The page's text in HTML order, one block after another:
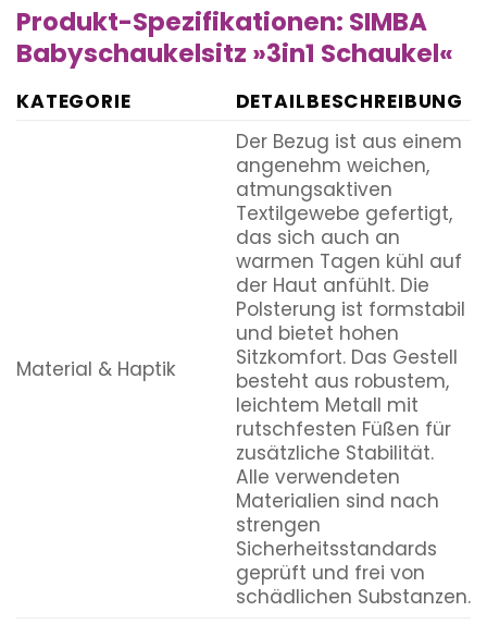
Produkt-Spezifikationen: SIMBA
Babyschaukelsitz »3in1 Schaukel«
KATEGORIE DETAILBESCHREIBUNG
Material & Haptik
Der Bezug ist aus einem
angenehm weichen,
atmungsaktiven
Textilgewebe gefertigt,
das sich auch an
warmen Tagen kühl auf
der Haut anfühlt. Die
Polsterung ist formstabil
und bietet hohen
Sitzkomfort. Das Gestell
besteht aus robustem,
leichtem Metall mit
rutschfesten Füßen für
zusätzliche Stabilität.
Alle verwendeten
Materialien sind nach
strengen
Sicherheitsstandards
geprüft und frei von
schädlichen Substanzen.